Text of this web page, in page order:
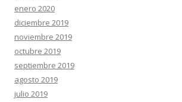
enero 2020
diciembre 2019
noviembre 2019
octubre 2019
septiembre 2019
agosto 2019
julio 2019